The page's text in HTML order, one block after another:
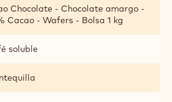
Chocolate - Chocolate amargo -
Cacao - Wafers - Bolsa 1 kg
soluble